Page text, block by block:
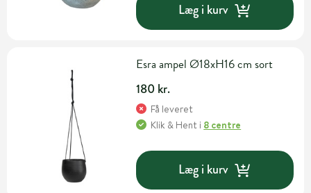
Læg i kurv
Esra ampel Ø18xH16 cm sort
180 kr.
Få leveret
Klik & Hent i 8 centre
Læg i kurv